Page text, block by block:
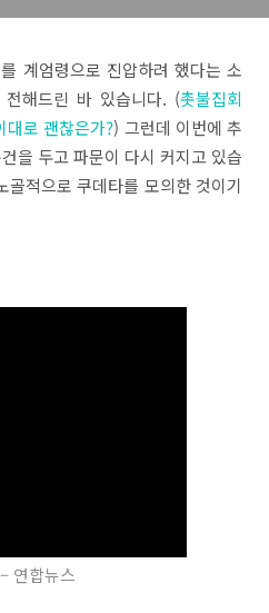
계엄령으로 진압하려 했다는 소
전해드린 바 있습니다. (촛불집회
대로 괜찮은가?) 그런데 이번에 추
을 두고 파문이 다시 커지고 있습
골적으로 쿠데타를 모의한 것이기
연합뉴스